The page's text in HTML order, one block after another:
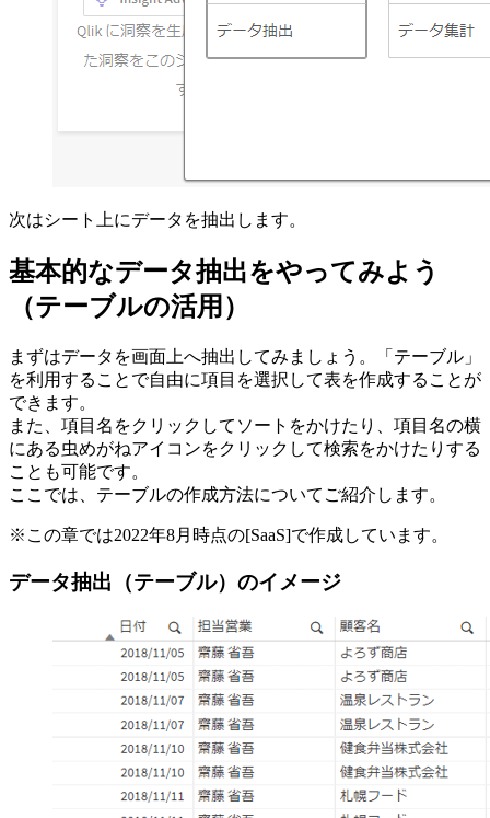
次はシート上にデータを抽出します。
基本的なデータ抽出をやってみよう
（テーブルの活用）
まずはデータを画面上へ抽出してみましょう。「テーブル」
を利用することで自由に項目を選択して表を作成することが
できます。
また、項目名をクリックしてソートをかけたり、項目名の横
にある虫めがねアイコンをクリックして検索をかけたりする
ことも可能です。
ここでは、テーブルの作成方法についてご紹介します。
※この章では2022年8月時点の[SaaS]で作成しています。
データ抽出（テーブル）のイメージ